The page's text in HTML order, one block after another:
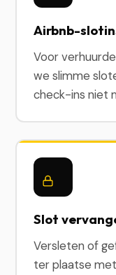
Airbnb-
Voor
we slimme
check-ins niet
Slot
Versleten of
ter plaatse